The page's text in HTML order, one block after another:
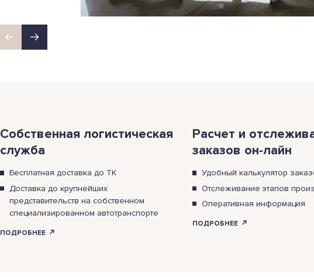
Собственная логистическая
служба
Бесплатная доставка до ТК
Доставка до крупнейших
представительств на собственном
специализированном автотранспорте
ПОДРОБНЕЕ
Расчет и
заказов он-лайн
Удобный калькулятор
Отслеживание этапов
Оперативная информация
ПОДРОБНЕЕ